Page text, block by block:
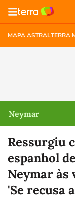
MAPA ASTRALTERRA
Neymar
Ressurgiu
espanhol
Neymar às
'Se recusa